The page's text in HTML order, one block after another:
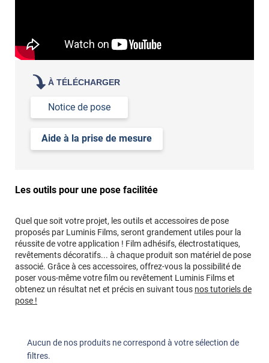
À TÉLÉCHARGER
Notice de pose
Aide à la prise de mesure
Les outils pour une pose facilitée
Quel que soit votre projet, les outils et accessoires de pose
proposés par Luminis Films, seront grandement utiles pour la
réussite de votre application ! Film adhésifs, électrostatiques,
revêtements décoratifs... à chaque produit son matériel de pose
associé. Grâce à ces accessoires, offrez-vous la possibilité de
poser vous-même votre film ou revêtement Luminis Films et
obtenez un résultat net et précis en suivant tous nos tutoriels de
pose !
Aucun de nos produits ne correspond à votre sélection de
filtres.